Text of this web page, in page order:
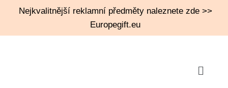
Nejkvalitnější reklamní předměty naleznete zde >>
Europegift.eu